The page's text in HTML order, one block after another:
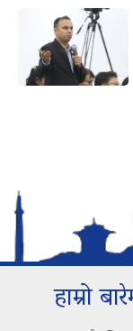
हाम्रो